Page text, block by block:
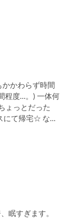
かわらず時間
程度…。) 一体何
ょっとだった
にて帰宅☆ な…
眠すぎます。